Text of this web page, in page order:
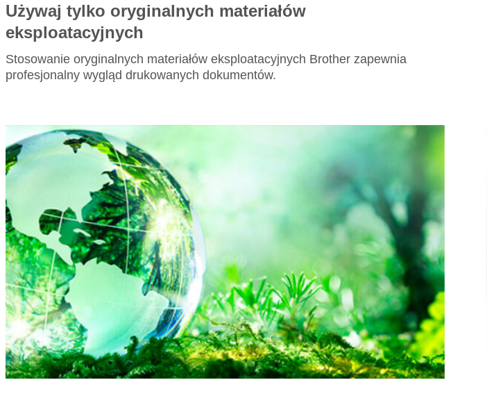
używaj tylko oryginalnych materiałów
eksploatacyjnych
Stosowanie oryginalnych materiałów eksploatacyjnych Brother zapewnia
profesjonalny wygląd drukowanych dokumentów.